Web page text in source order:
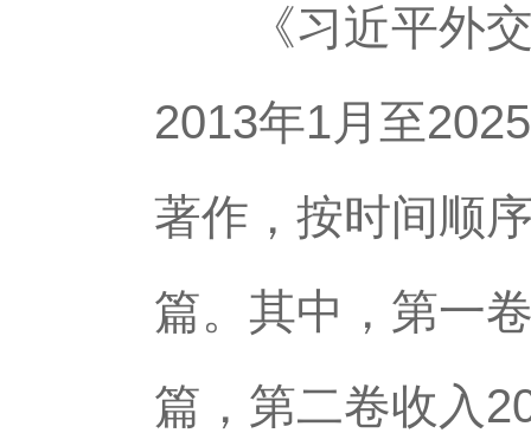
《习近平外交
2013年1月至
著作，按时间顺
篇。其中，第一
篇，第二卷收入